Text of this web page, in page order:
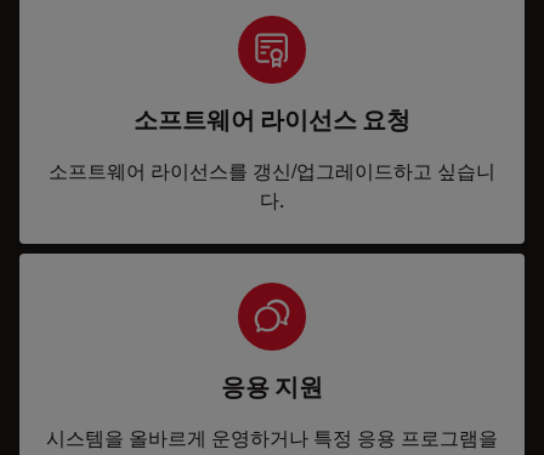
소프트웨어 라이선스 요청
소프트웨어 라이선스를 갱신/업그레이드하고 싶습니
다.
응용 지원
시스템을 올바르게 운영하거나 특정 응용 프로그램을